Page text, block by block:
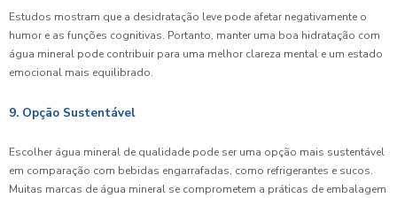
Estudos mostram que a desidratação leve pode afetar negativamente o
humor e as funções cognitivas. Portanto, manter uma boa hidratação com
água mineral pode contribuir para uma melhor clareza mental e um estado
emocional mais equilibrado.
9. Opção Sustentável
Escolher água mineral de qualidade pode ser uma opção mais sustentável
em comparação com bebidas engarrafadas, como refrigerantes e sucos.
Muitas marcas de água mineral se comprometem a práticas de embalagem